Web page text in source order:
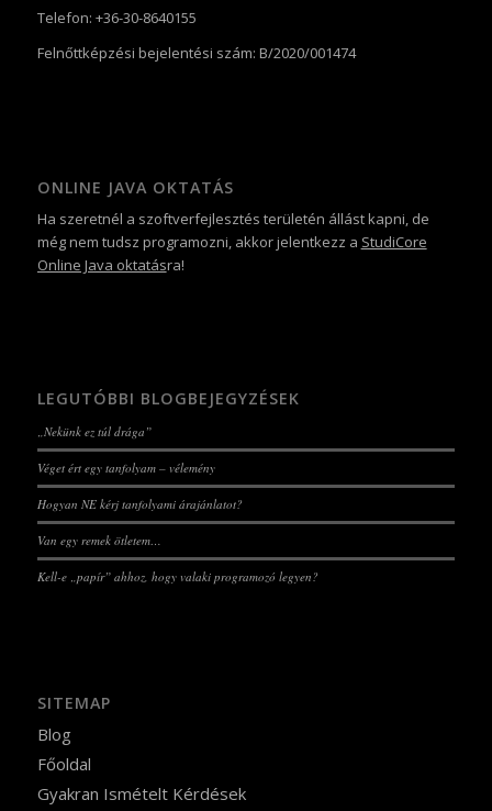
Telefon: +36-30-8640155
Felnőttképzési bejelentési szám: B/2020/001474
ONLINE JAVA OKTATÁS
Ha szeretnél a szoftverfejlesztés területén állást kapni, de
még nem tudsz programozni, akkor jelentkezz a StudiCore
Online Java oktatásra!
LEGUTÓBBI BLOGBEJEGYZÉSEK
„Nekünk ez túl drága”
Véget ért egy tanfolyam – vélemény
Hogyan NE kérj tanfolyami árajánlatot?
Van egy remek ötletem…
Kell-e „papír” ahhoz, hogy valaki programozó legyen?
SITEMAP
Blog
Főoldal
Gyakran Ismételt Kérdések